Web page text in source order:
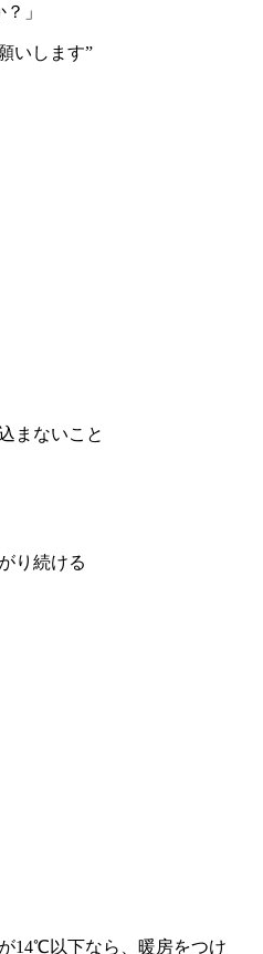
」
いします”
まないこと
り続ける
14℃以下なら、暖房をつけ